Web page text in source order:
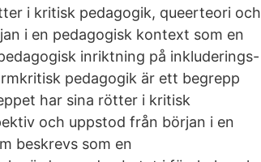
i kritisk pedagogik, queerteori och
i en pedagogisk kontext som en
inriktning på inkluderings-
pedagogik är ett begrepp
har sina rötter i kritisk
och uppstod från början i en
beskrevs som en